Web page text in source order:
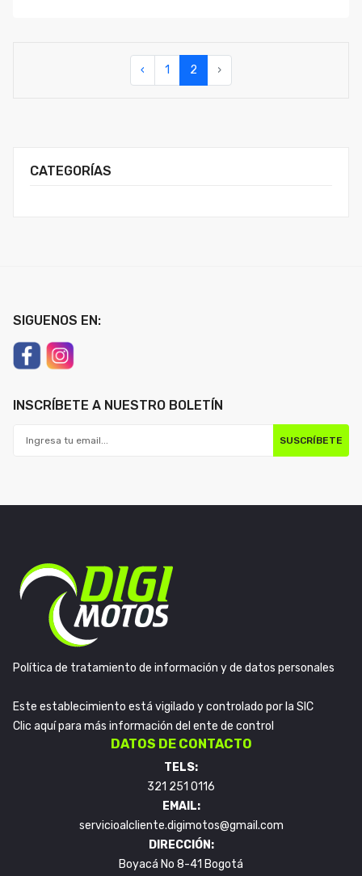
CATEGORÍAS
‹ 1 2 ›
SIGUENOS EN:
INSCRÍBETE A NUESTRO BOLETÍN
SUSCRÍBETE
Política de tratamiento de información y de datos personales
Este establecimiento está vigilado y controlado por la SIC
Clic aquí para más información del ente de control
DATOS DE CONTACTO
TELS:
321 251 0116
EMAIL:
servicioalcliente.digimotos@gmail.com
DIRECCIÓN:
Boyacá No 8-41 Bogotá